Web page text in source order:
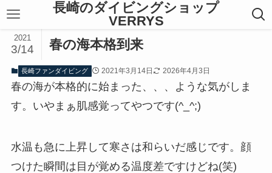
長崎のダイビングショップ
VERRYS
春の海本格到来
2021
3/14
長崎ファンダイビング 2021年3月14日 2026年4月3日
春の海が本格的に始まった、、、ような気がしま
す。いやまぁ肌感覚ってやつです(^_^;)
水温も急に上昇して寒さは和らいだ感じです。顔
つけた瞬間は目が覚める温度差ですけどね(笑)